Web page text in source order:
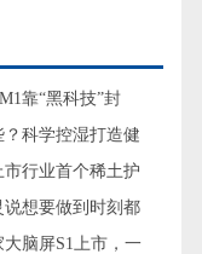
靠“黑科技”封
科学控湿打造健
行业首个稀土护
说想要做到时刻都
脑屏S1上市，一